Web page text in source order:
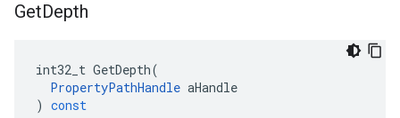
GetDepth
int32_t GetDepth(
PropertyPathHandle aHandle
) const